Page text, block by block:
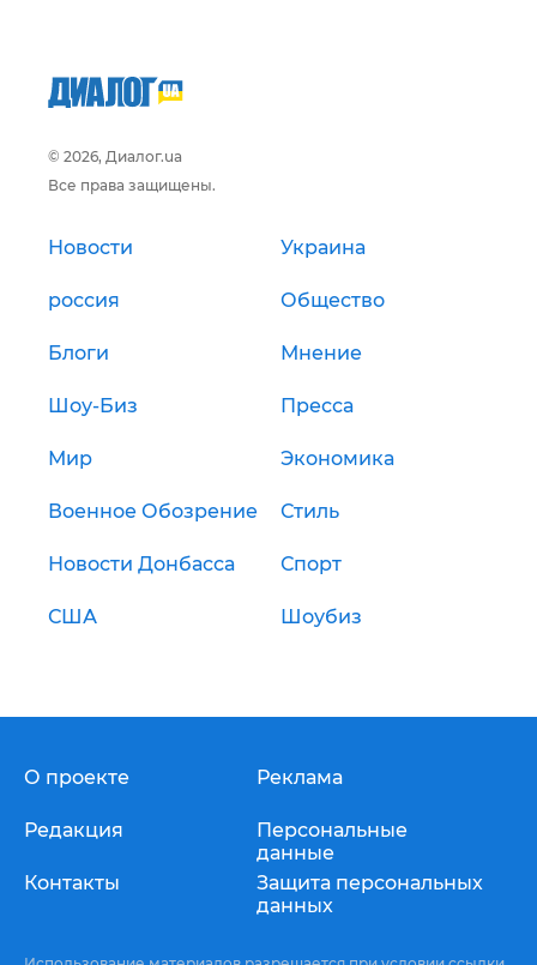
© 2026, Диалог.ua
Все права защищены.
Новости Украина
россия Общество
Блоги Мнение
Шоу-Биз Пресса
Мир Экономика
Военное Обозрение Стиль
Новости Донбасса Спорт
США Шоубиз
О проекте
Редакция
Контакты
Реклама
Персональные
данные
Защита персональных
данных